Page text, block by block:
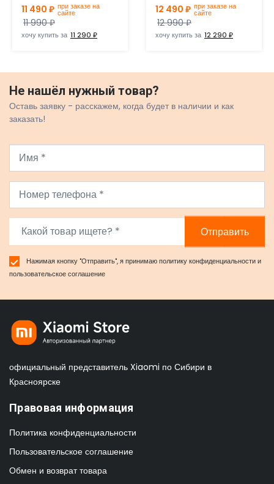
11 490 ₽ при заказе на
сайте
11 990 ₽
хочу купить за 11 290 ₽
12 490 ₽ при заказе на
сайте
12 990 ₽
хочу купить за 12 290 ₽
Не нашёл нужный товар?
Оставь заявку - расскажем, когда будет в наличии и как
заказать!
Отправить
Нажимая кнопку "Отправить", я принимаюполитику конфиденциальностии
пользовательское соглашение
официальный представитель Xiaomi по Сибири в
Красноярске
Правовая информация
Политика конфиденциальности
Пользовательское соглашение
Обмен и возврат товара